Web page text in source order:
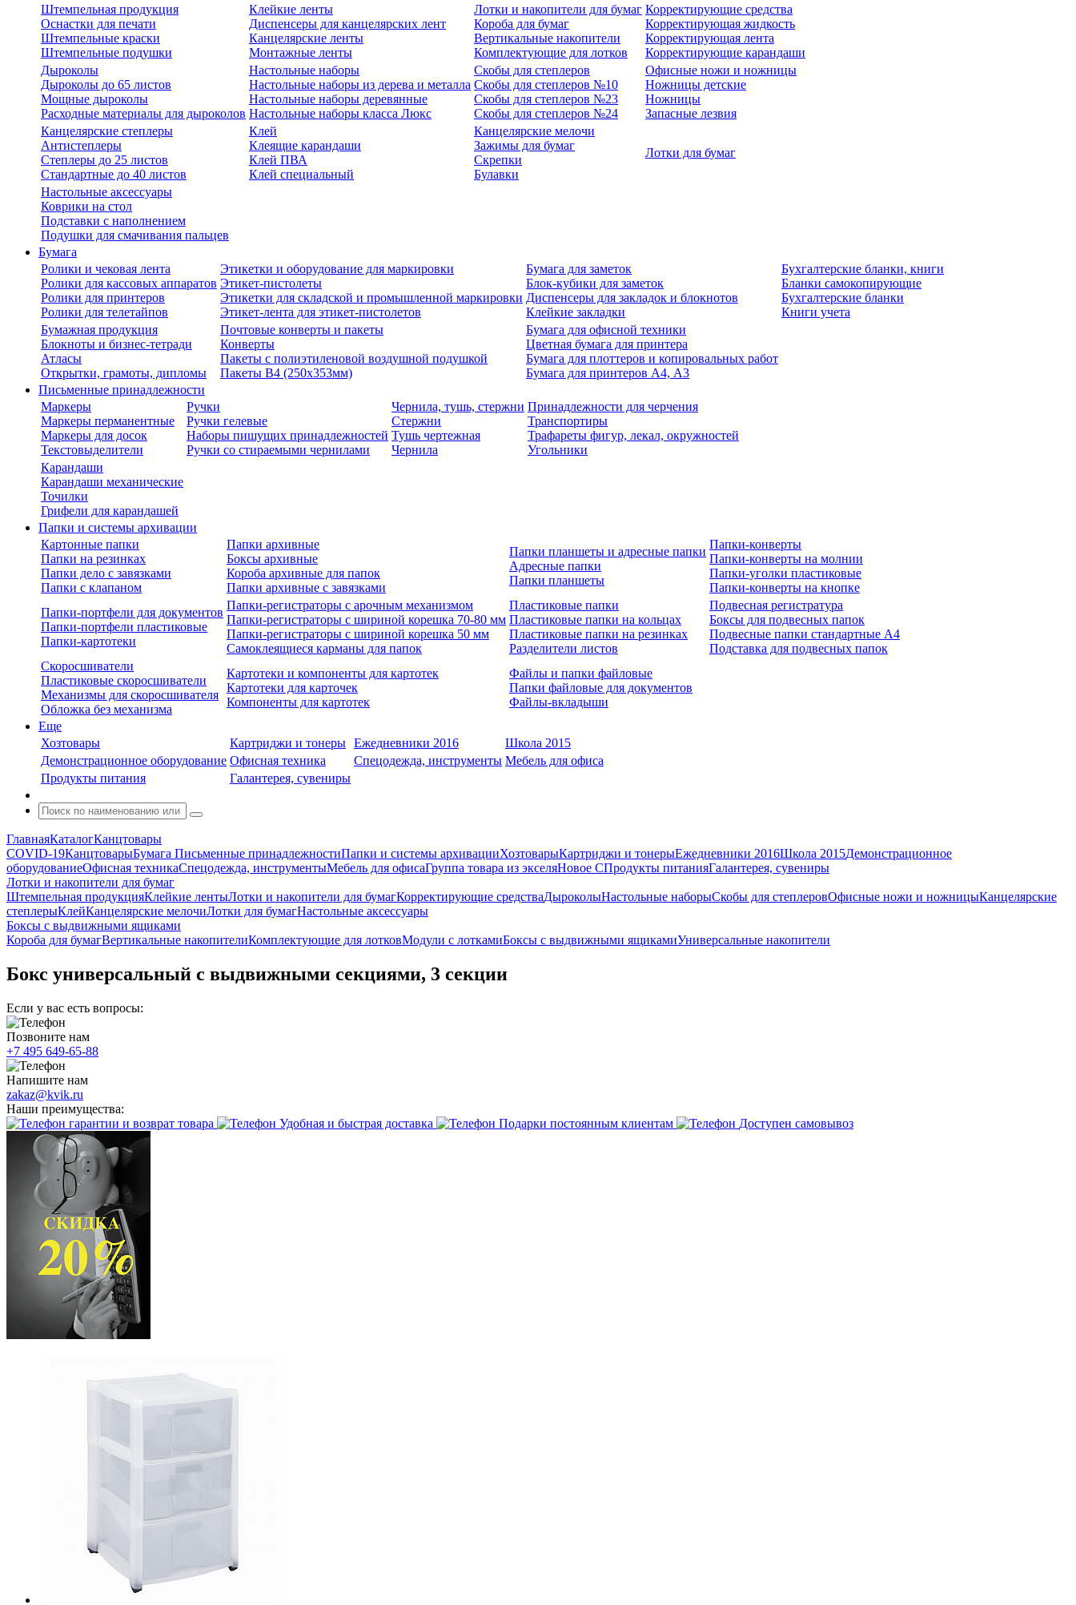
Штемпельная продукция
Оснастки для печати
Штемпельные краски
Штемпельные подушки
Клейкие ленты
Диспенсеры для канцелярских лент
Канцелярские ленты
Монтажные ленты
Лотки и накопители для бумаг
Короба для бумаг
Вертикальные накопители
Комплектующие для лотков
Корректирующие средства
Корректирующая жидкость
Корректирующая лента
Корректирующие карандаши
Дыроколы
Дыроколы до 65 листов
Мощные дыроколы
Расходные материалы для дыроколов
Настольные наборы
Настольные наборы из дерева и металла
Настольные наборы деревянные
Настольные наборы класса Люкс
Скобы для степлеров
Скобы для степлеров №10
Скобы для степлеров №23
Скобы для степлеров №24
Офисные ножи и ножницы
Ножницы детские
Ножницы
Запасные лезвия
Канцелярские степлеры
Антистеплеры
Степлеры до 25 листов
Стандартные до 40 листов
Клей
Клеящие карандаши
Клей ПВА
Клей специальный
Канцелярские мелочи
Зажимы для бумаг
Скрепки
Булавки
Лотки для бумаг
Настольные аксессуары
Коврики на стол
Подставки с наполнением
Подушки для смачивания пальцев
Бумага
Ролики и чековая лента
Ролики для кассовых аппаратов
Ролики для принтеров
Ролики для телетайпов
Этикетки и оборудование для маркировки
Этикет-пистолеты
Этикетки для складской и промышленной маркировки
Этикет-лента для этикет-пистолетов
Бумага для заметок
Блок-кубики для заметок
Диспенсеры для закладок и блокнотов
Клейкие закладки
Бухгалтерские бланки, книги
Бланки самокопирующие
Бухгалтерские бланки
Книги учета
Бумажная продукция
Блокноты и бизнес-тетради
Атласы
Открытки, грамоты, дипломы
Почтовые конверты и пакеты
Конверты
Пакеты с полиэтиленовой воздушной подушкой
Пакеты В4 (250х353мм)
Бумага для офисной техники
Цветная бумага для принтера
Бумага для плоттеров и копировальных работ
Бумага для принтеров А4, А3
Письменные принадлежности
Маркеры
Маркеры перманентные
Маркеры для досок
Текстовыделители
Ручки
Ручки гелевые
Наборы пишущих принадлежностей
Ручки со стираемыми чернилами
Чернила, тушь, стержни
Стержни
Тушь чертежная
Чернила
Принадлежности для черчения
Транспортиры
Трафареты фигур, лекал, окружностей
Угольники
Карандаши
Карандаши механические
Точилки
Грифели для карандашей
Папки и системы архивации
Картонные папки
Папки на резинках
Папки дело с завязками
Папки с клапаном
Папки архивные
Боксы архивные
Короба архивные для папок
Папки архивные с завязками
Папки планшеты и адресные папки
Адресные папки
Папки планшеты
Папки-конверты
Папки-конверты на молнии
Папки-уголки пластиковые
Папки-конверты на кнопке
Папки-портфели для документов
Папки-портфели пластиковые
Папки-картотеки
Папки-регистраторы с арочным механизмом
Папки-регистраторы с шириной корешка 70-80 мм
Папки-регистраторы с шириной корешка 50 мм
Самоклеящиеся карманы для папок
Пластиковые папки
Пластиковые папки на кольцах
Пластиковые папки на резинках
Разделители листов
Подвесная регистратура
Боксы для подвесных папок
Подвесные папки стандартные А4
Подставка для подвесных папок
Скоросшиватели
Пластиковые скоросшиватели
Механизмы для скоросшивателя
Обложка без механизма
Картотеки и компоненты для картотек
Картотеки для карточек
Компоненты для картотек
Файлы и папки файловые
Папки файловые для документов
Файлы-вкладыши
Еще
Хозтовары
Картриджи и тонеры Ежедневники 2016
Школа 2015
Демонстрационное оборудование Офисная техника Спецодежда, инструменты Мебель для офиса
Продукты питания
Галантерея, сувениры
ГлавнаяКаталогКанцтовары
COVID-19КанцтоварыБумага Письменные принадлежностиПапки и системы архивацииХозтоварыКартриджи и тонерыЕжедневники 2016Школа 2015Демонстрационное
оборудованиеОфисная техникаСпецодежда, инструментыМебель для офисаГруппа товара из экселяНовое СПродукты питанияГалантерея, сувениры
Лотки и накопители для бумаг
Штемпельная продукцияКлейкие лентыЛотки и накопители для бумагКорректирующие средстваДыроколыНастольные наборыСкобы для степлеровОфисные ножи и ножницыКанцелярские
степлерыКлейКанцелярские мелочиЛотки для бумагНастольные аксессуары
Боксы с выдвижными ящиками
Короба для бумагВертикальные накопителиКомплектующие для лотковМодули с лоткамиБоксы с выдвижными ящикамиУниверсальные накопители
Бокс универсальный с выдвижными секциями, 3 секции
Если у вас есть вопросы:
Позвоните нам
+7 495 649-65-88
Напишите нам
zakaz@kvik.ru
Наши преимущества:
гарантии и возврат товара
Удобная и быстрая доставка Подарки постоянным клиентам Доступен самовывоз